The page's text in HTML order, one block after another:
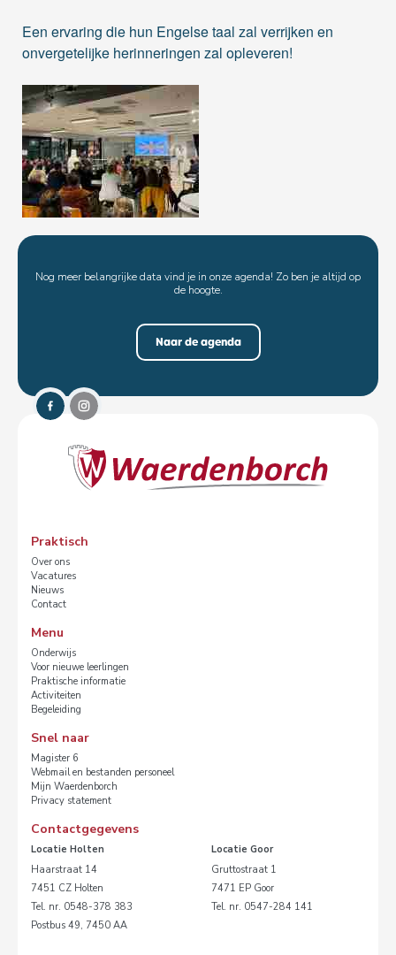
Een ervaring die hun Engelse taal zal verrijken en
onvergetelijke herinneringen zal opleveren!
Nog meer belangrijke data vind je in onze agenda! Zo ben je altijd op
de hoogte.
Naar de agenda
Praktisch
Over ons
Vacatures
Nieuws
Contact
Menu
Onderwijs
Voor nieuwe leerlingen
Praktische informatie
Activiteiten
Begeleiding
Snel naar
Magister 6
Webmail en bestanden personeel
Mijn Waerdenborch
Privacy statement
Contactgegevens
Locatie Holten
Haarstraat 14
7451 CZ Holten
Tel. nr. 0548-378 383
Postbus 49, 7450 AA
Locatie Goor
Gruttostraat 1
7471 EP Goor
Tel. nr. 0547-284 141